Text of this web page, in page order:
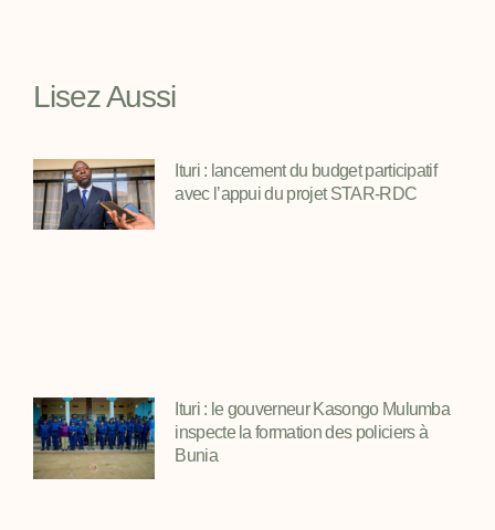
Lisez Aussi
Ituri : lancement du budget participatif
avec l’appui du projet STAR-RDC
Ituri : le gouverneur Kasongo Mulumba
inspecte la formation des policiers à
Bunia